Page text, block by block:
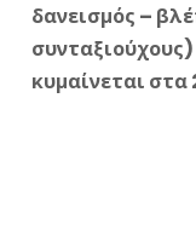
δανεισμός –
κυμαίνεται στα